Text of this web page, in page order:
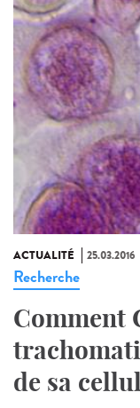
ACTUALITÉ 25.03.2016
Recherche
Comment
de sa